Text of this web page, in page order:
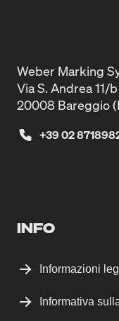
Weber Marking
Via S. Andrea 11/b
20008 Bareggio
+39 02
INFO
Informazioni
Informativa